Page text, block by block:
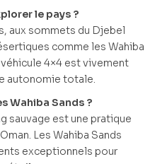
le pays ?
aux sommets du Djebel
comme les Wahiba
4×4 est vivement
autonomie totale.
Wahiba Sands ?
sauvage est une pratique
Les Wahiba Sands
exceptionnels pour